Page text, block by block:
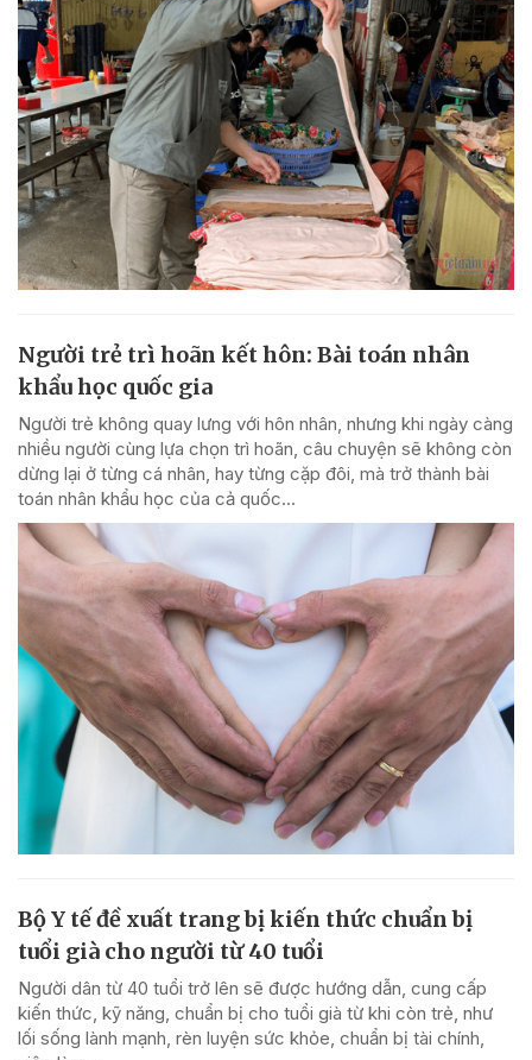
Người trẻ trì hoãn kết hôn: Bài toán nhân
khẩu học quốc gia
Người trẻ không quay lưng với hôn nhân, nhưng khi ngày càng
nhiều người cùng lựa chọn trì hoãn, câu chuyện sẽ không còn
dừng lại ở từng cá nhân, hay từng cặp đôi, mà trở thành bài
toán nhân khẩu học của cả quốc...
Bộ Y tế đề xuất trang bị kiến thức chuẩn bị
tuổi già cho người từ 40 tuổi
Người dân từ 40 tuổi trở lên sẽ được hướng dẫn, cung cấp
kiến thức, kỹ năng, chuẩn bị cho tuổi già từ khi còn trẻ, như
lối sống lành mạnh, rèn luyện sức khỏe, chuẩn bị tài chính,